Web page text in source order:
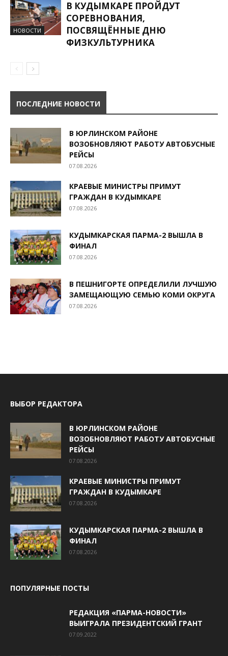
НОВОСТИ
В КУДЫМКАРЕ ПРОЙДУТ
СОРЕВНОВАНИЯ,
ПОСВЯЩЁННЫЕ ДНЮ
ФИЗКУЛЬТУРНИКА
ПОСЛЕДНИЕ НОВОСТИ
В ЮРЛИНСКОМ РАЙОНЕ
ВОЗОБНОВЛЯЮТ РАБОТУ АВТОБУСНЫЕ
РЕЙСЫ
07.08.2026
КРАЕВЫЕ МИНИСТРЫ ПРИМУТ
ГРАЖДАН В КУДЫМКАРЕ
07.08.2026
КУДЫМКАРСКАЯ ПАРМА-2 ВЫШЛА В
ФИНАЛ
07.08.2026
В ПЕШНИГОРТЕ ОПРЕДЕЛИЛИ ЛУЧШУЮ
ЗАМЕЩАЮЩУЮ СЕМЬЮ КОМИ ОКРУГА
07.08.2026
ВЫБОР РЕДАКТОРА
В ЮРЛИНСКОМ РАЙОНЕ
ВОЗОБНОВЛЯЮТ РАБОТУ АВТОБУСНЫЕ
РЕЙСЫ
07.08.2026
КРАЕВЫЕ МИНИСТРЫ ПРИМУТ
ГРАЖДАН В КУДЫМКАРЕ
07.08.2026
КУДЫМКАРСКАЯ ПАРМА-2 ВЫШЛА В
ФИНАЛ
07.08.2026
ПОПУЛЯРНЫЕ ПОСТЫ
РЕДАКЦИЯ «ПАРМА-НОВОСТИ»
ВЫИГРАЛА ПРЕЗИДЕНТСКИЙ ГРАНТ
07.09.2022